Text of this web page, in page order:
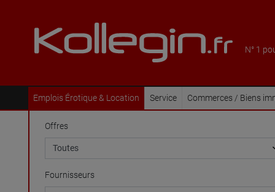
N° 1
Emplois Érotique & Location Service Commerces / Biens
Offres
Fournisseurs